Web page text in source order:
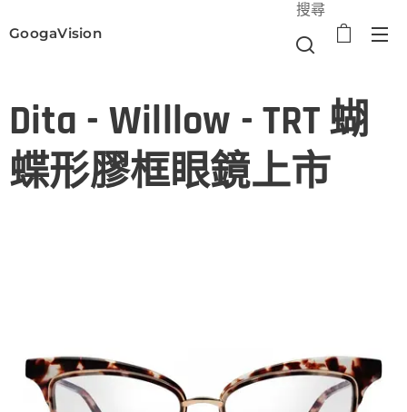
GoogaVision
搜尋
Dita - Willlow - TRT 蝴
蝶形膠框眼鏡上市